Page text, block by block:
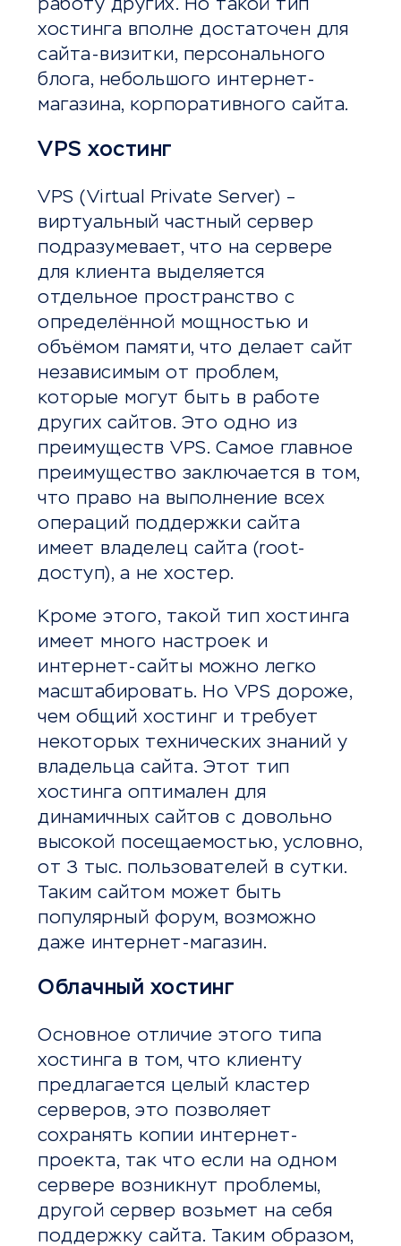
работу других. Но такой тип
хостинга вполне достаточен для
сайта-визитки, персонального
блога, небольшого интернет-
магазина, корпоративного сайта.
VPS хостинг
VPS (Virtual Private Server) –
виртуальный частный сервер
подразумевает, что на сервере
для клиента выделяется
отдельное пространство с
определённой мощностью и
объёмом памяти, что делает сайт
независимым от проблем,
которые могут быть в работе
других сайтов. Это одно из
преимуществ VPS. Самое главное
преимущество заключается в том,
что право на выполнение всех
операций поддержки сайта
имеет владелец сайта (root-
доступ), а не хостер.
Кроме этого, такой тип хостинга
имеет много настроек и
интернет-сайты можно легко
масштабировать. Но VPS дороже,
чем общий хостинг и требует
некоторых технических знаний у
владельца сайта. Этот тип
хостинга оптимален для
динамичных сайтов с довольно
высокой посещаемостью, условно,
от 3 тыс. пользователей в сутки.
Таким сайтом может быть
популярный форум, возможно
даже интернет-магазин.
Облачный хостинг
Основное отличие этого типа
хостинга в том, что клиенту
предлагается целый кластер
серверов, это позволяет
сохранять копии интернет-
проекта, так что если на одном
сервере возникнут проблемы,
другой сервер возьмет на себя
поддержку сайта. Таким образом,